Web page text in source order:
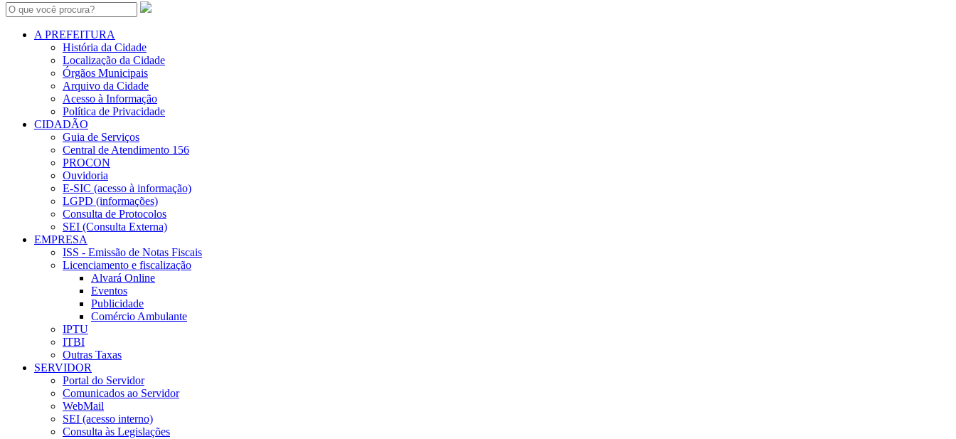
Search:
A PREFEITURA
História da Cidade
Localização da Cidade
Órgãos Municipais
Arquivo da Cidade
Acesso à Informação
Política de Privacidade
CIDADÃO
Guia de Serviços
Central de Atendimento 156
PROCON
Ouvidoria
E-SIC (acesso à informação)
LGPD (informações)
Consulta de Protocolos
SEI (Consulta Externa)
EMPRESA
ISS - Emissão de Notas Fiscais
Licenciamento e fiscalização
Alvará Online
Eventos
Publicidade
Comércio Ambulante
IPTU
ITBI
Outras Taxas
SERVIDOR
Portal do Servidor
Comunicados ao Servidor
WebMail
SEI (acesso interno)
Consulta às Legislações